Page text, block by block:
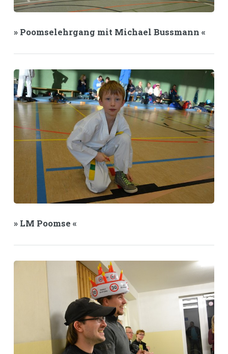
» Poomselehrgang mit Michael Bussmann «
» LM Poomse «